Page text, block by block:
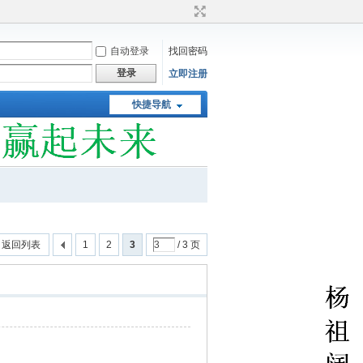
自动登录
找回密码
登录
立即注册
快捷导航
1 2 3 / 3 页
返回列表